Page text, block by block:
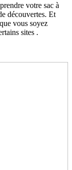
votre sac à
découvertes. Et
vous soyez
sites .